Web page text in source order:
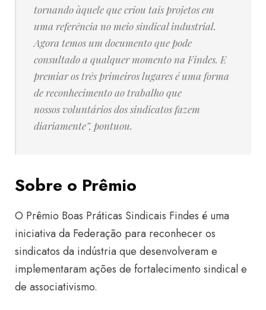
tornando àquele que criou tais projetos em
uma referência no meio sindical industrial.
Agora temos um documento que pode
consultado a qualquer momento na Findes. E
premiar os três primeiros lugares é uma forma
de reconhecimento ao trabalho que
nossos voluntários dos sindicatos fazem
diariamente”, pontuou.
Sobre o Prêmio
O Prêmio Boas Práticas Sindicais Findes é uma
iniciativa da Federação para reconhecer os
sindicatos da indústria que desenvolveram e
implementaram ações de fortalecimento sindical e
de associativismo.